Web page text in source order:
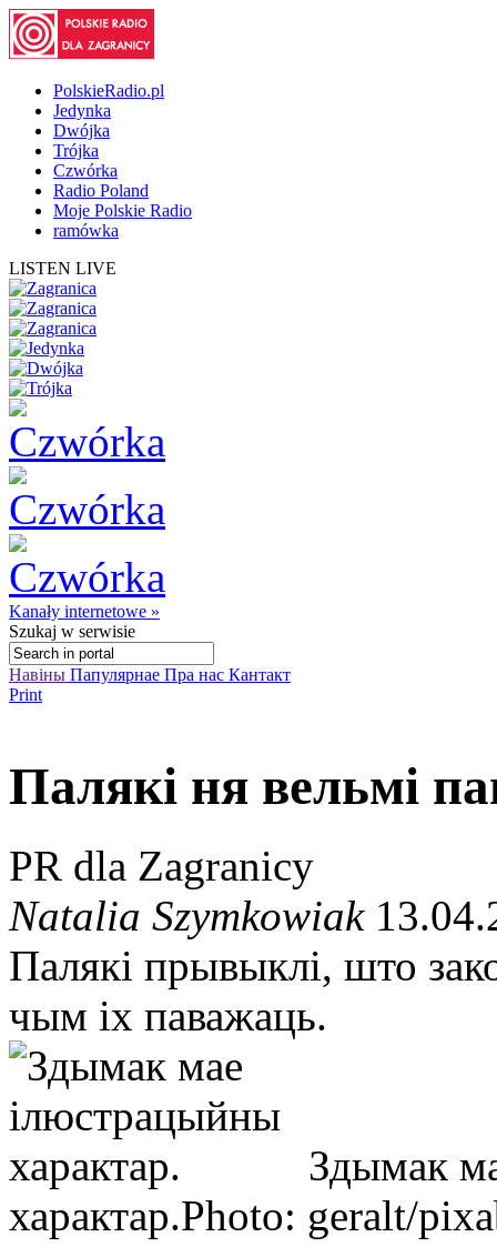
PolskieRadio.pl
Jedynka
Dwójka
Trójka
Czwórka
Radio Poland
Moje Polskie Radio
ramówka
LISTEN LIVE
Kanały internetowe »
Szukaj w serwisie
Навіны Папулярнае Пра нас Кантакт
Print
Палякі ня вельмі
PR dla Zagranicy
Natalia Szymkowiak
Палякі прывыклі, што
чым іх паважаць.
Здымак
характар.Photo: geralt/